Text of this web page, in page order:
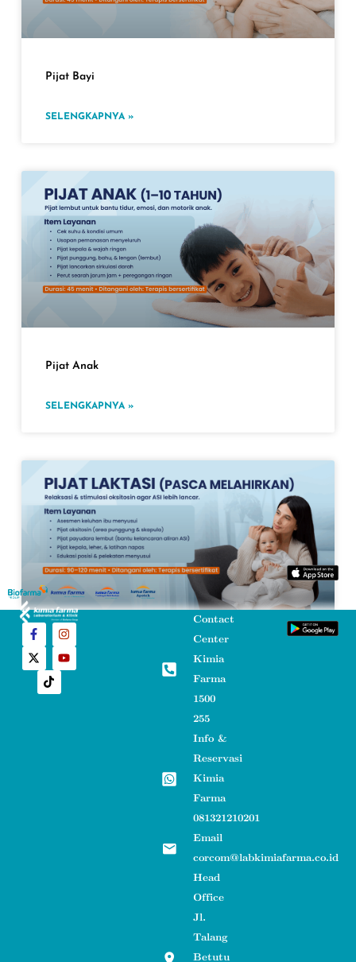
Pijat Bayi
SELENGKAPNYA »
Pijat Anak
SELENGKAPNYA »
Pijat Laktasi
SELENGKAPNYA »
Contact
Center
Kimia
Farma
1500
255
Info &
Reservasi
Kimia
Farma
081321210201
Email
corcom@labkimiafarma.co.id
Head
Office
Jl.
Talang
Betutu